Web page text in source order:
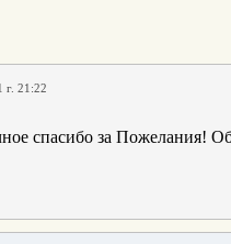
г. 21:22
спасибо за Пожелания!